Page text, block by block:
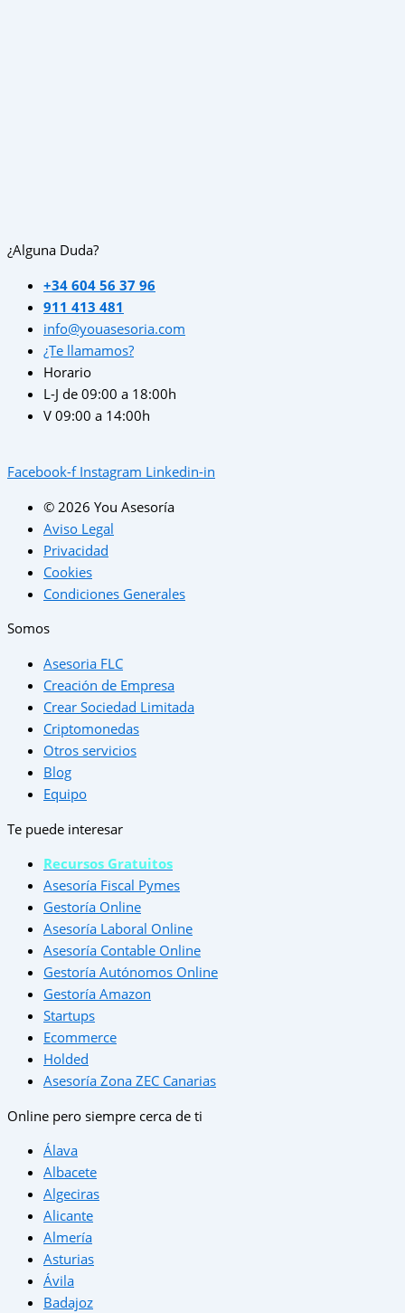
¿Alguna Duda?
+34 604 56 37 96
911 413 481
info@youasesoria.com
¿Te llamamos?
Horario
L-J de 09:00 a 18:00h
V 09:00 a 14:00h
Facebook-f Instagram Linkedin-in
© 2026 You Asesoría
Aviso Legal
Privacidad
Cookies
Condiciones Generales
Somos
Asesoria FLC
Creación de Empresa
Crear Sociedad Limitada
Criptomonedas
Otros servicios
Blog
Equipo
Te puede interesar
Recursos Gratuitos
Asesoría Fiscal Pymes
Gestoría Online
Asesoría Laboral Online
Asesoría Contable Online
Gestoría Autónomos Online
Gestoría Amazon
Startups
Ecommerce
Holded
Asesoría Zona ZEC Canarias
Online pero siempre cerca de ti
Álava
Albacete
Algeciras
Alicante
Almería
Asturias
Ávila
Badajoz